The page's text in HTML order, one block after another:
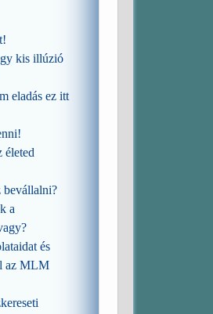
kis illúzió
eladás ez itt
életed
bevállalni?
a
és
az MLM